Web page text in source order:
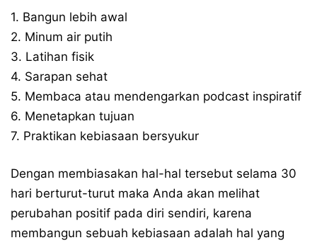
1. Bangun lebih awal
2. Minum air putih
3. Latihan fisik
4. Sarapan sehat
5. Membaca atau mendengarkan podcast inspiratif
6. Menetapkan tujuan
7. Praktikan kebiasaan bersyukur
Dengan membiasakan hal-hal tersebut selama 30
hari berturut-turut maka Anda akan melihat
perubahan positif pada diri sendiri, karena
membangun sebuah kebiasaan adalah hal yang